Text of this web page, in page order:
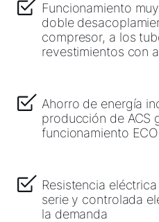
Funcionamiento
doble
compresor, a los
revestimientos con
Ahorro de energía
producción de ACS
funcionamiento ECO
Resistencia
serie y controlada
la demanda